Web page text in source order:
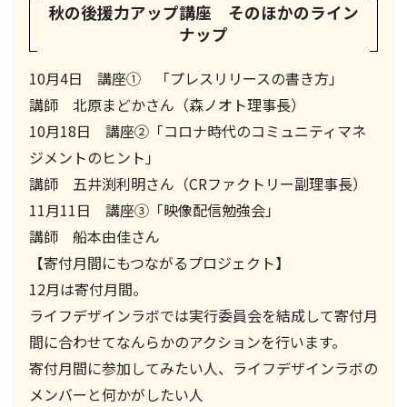
秋の後援力アップ講座 そのほかのライン
ナップ
10月4日 講座① 「プレスリリースの書き方」
講師 北原まどかさん（森ノオト理事長）
10月18日 講座②「コロナ時代のコミュニティマネ
ジメントのヒント」
講師 五井渕利明さん（CRファクトリー副理事長）
11月11日 講座③「映像配信勉強会」
講師 船本由佳さん
【寄付月間にもつながるプロジェクト】
12月は寄付月間。
ライフデザインラボでは実行委員会を結成して寄付月
間に合わせてなんらかのアクションを行います。
寄付月間に参加してみたい人、ライフデザインラボの
メンバーと何かがしたい人